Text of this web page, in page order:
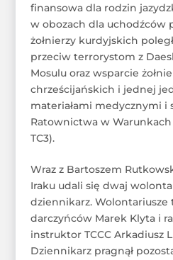
finansowa dla rodzin
w obozach dla uchodźców
żołnierzy kurdyjskich
przeciw terrorystom z
Mosulu oraz wsparcie
chrześcijańskich i jednej
materiałami medycznymi i
Ratownictwa w Warunkach
TC3).
Wraz z Bartoszem
Iraku udali się dwaj
dziennikarz. Wolontariusze
darczyńców Marek Klyta i
instruktor TCCC Arkadiusz
Dziennikarz pragnął